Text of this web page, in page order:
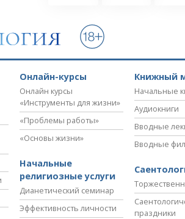
Онлайн-курсы
Онлайн курсы
«Инструменты для жизни»
«Проблемы работы»
«Основы жизни»
Начальные
религиозные услуги
Дианетический семинар
Эффективность личности
Книжный
Начальные
Аудиокниги
Вводные
Вводные
праздники